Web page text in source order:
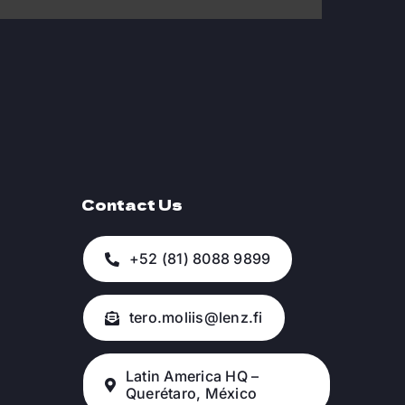
Contact Us
+52 (81) 8088 9899
tero.moliis@lenz.fi
Latin America HQ –
Querétaro, México